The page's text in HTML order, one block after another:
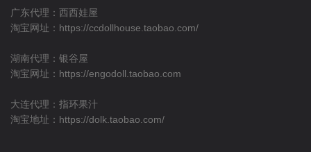
广东代理：西西娃屋
淘宝网址： https://ccdollhouse.taobao.com/
湖南代理：银谷屋
淘宝网址： https://engodoll.taobao.com
大连代理：指环果汁
淘宝地址： https://dolk.taobao.com/